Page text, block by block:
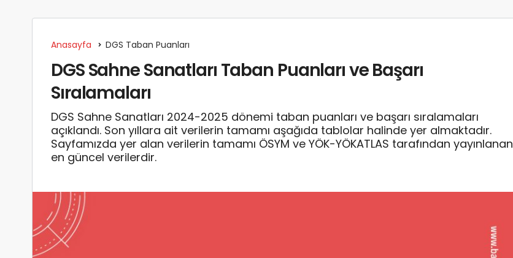
Anasayfa DGS Taban Puanları
DGS Sahne Sanatları Taban Puanları ve Başarı
Sıralamaları
DGS Sahne Sanatları 2024-2025 dönemi taban puanları ve başarı sıralamaları
açıklandı. Son yıllara ait verilerin tamamı aşağıda tablolar halinde yer almaktadır.
Sayfamızda yer alan verilerin tamamı ÖSYM ve YÖK-YÖKATLAS tarafından yayınlanan
en güncel verilerdir.